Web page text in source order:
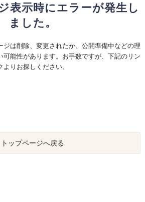
表示時にエラーが発生し
ました。
ジは削除、変更されたか、公開準備中などの理
可能性があります。お手数ですが、下記のリン
よりお探しください。
トップページへ戻る